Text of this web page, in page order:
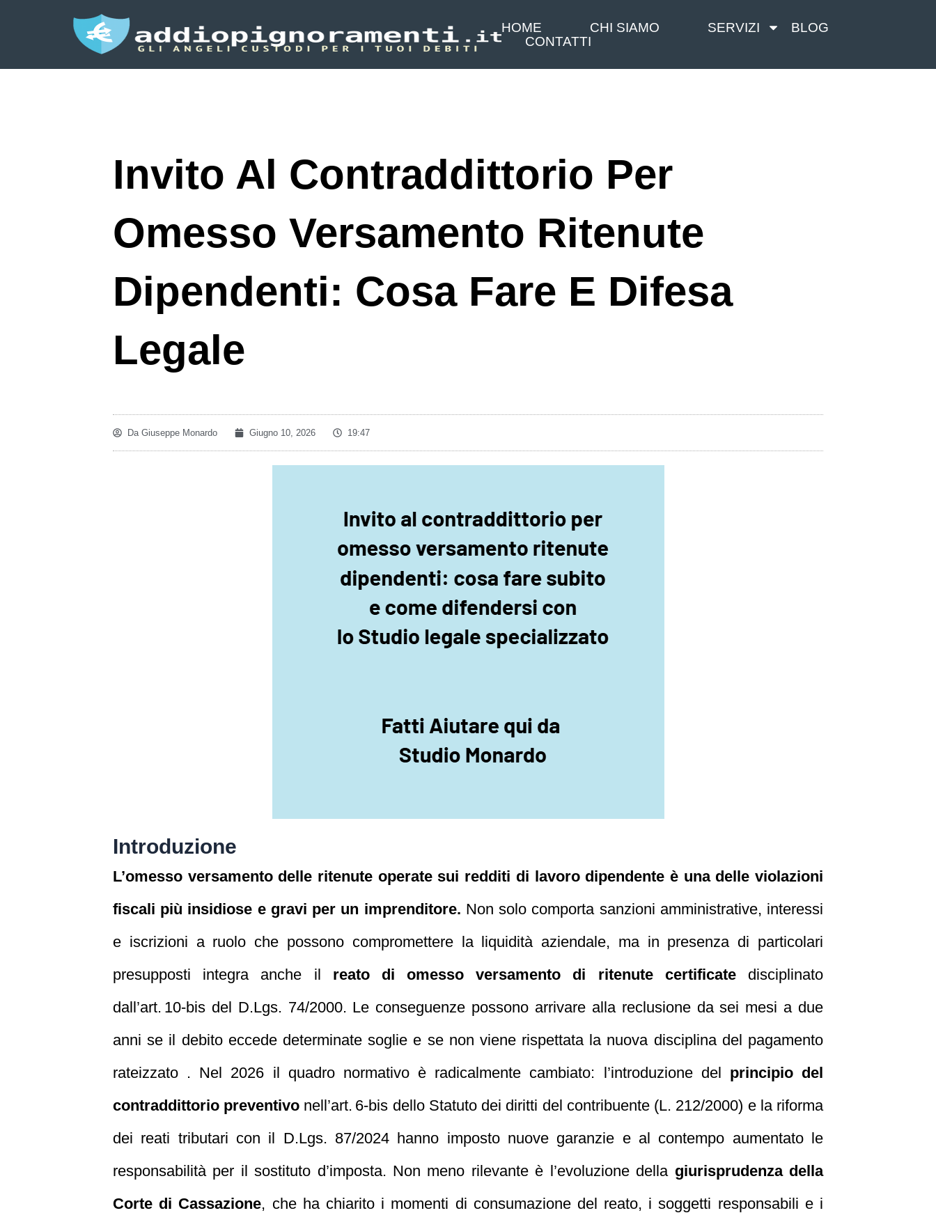
HOME CHI SIAMO SERVIZI
BLOG
CONTATTI
Invito Al Contraddittorio Per
Omesso Versamento Ritenute
Dipendenti: Cosa Fare E Difesa
Legale
DaGiuseppe Monardo Giugno 10, 2026 19:47
Introduzione
L’omesso versamento delle ritenute operate sui redditi di lavoro dipendente è una delle violazioni
fiscali più insidiose e gravi per un imprenditore. Non solo comporta sanzioni amministrative, interessi
e iscrizioni a ruolo che possono compromettere la liquidità aziendale, ma in presenza di particolari
presupposti integra anche il reato di omesso versamento di ritenute certificatedisciplinato
dall’art. 10‑bis del D.Lgs. 74/2000. Le conseguenze possono arrivare alla reclusione da sei mesi a due
anni se il debito eccede determinate soglie e se non viene rispettata la nuova disciplina del pagamento
rateizzato . Nel 2026 il quadro normativo è radicalmente cambiato: l’introduzione del principio del
contraddittorio preventivo nell’art. 6‑bis dello Statuto dei diritti del contribuente (L. 212/2000) e la riforma
dei reati tributari con il D.Lgs. 87/2024 hanno imposto nuove garanzie e al contempo aumentato le
responsabilità per il sostituto d’imposta. Non meno rilevante è l’evoluzione della giurisprudenza della
Corte di Cassazione, che ha chiarito i momenti di consumazione del reato, i soggetti responsabili e i